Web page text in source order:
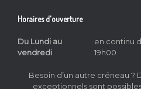
Horaires d'ouverture
Du Lundi au
vendredi
en continu
19h00
Besoin d’un autre créneau ?
exceptionnels sont